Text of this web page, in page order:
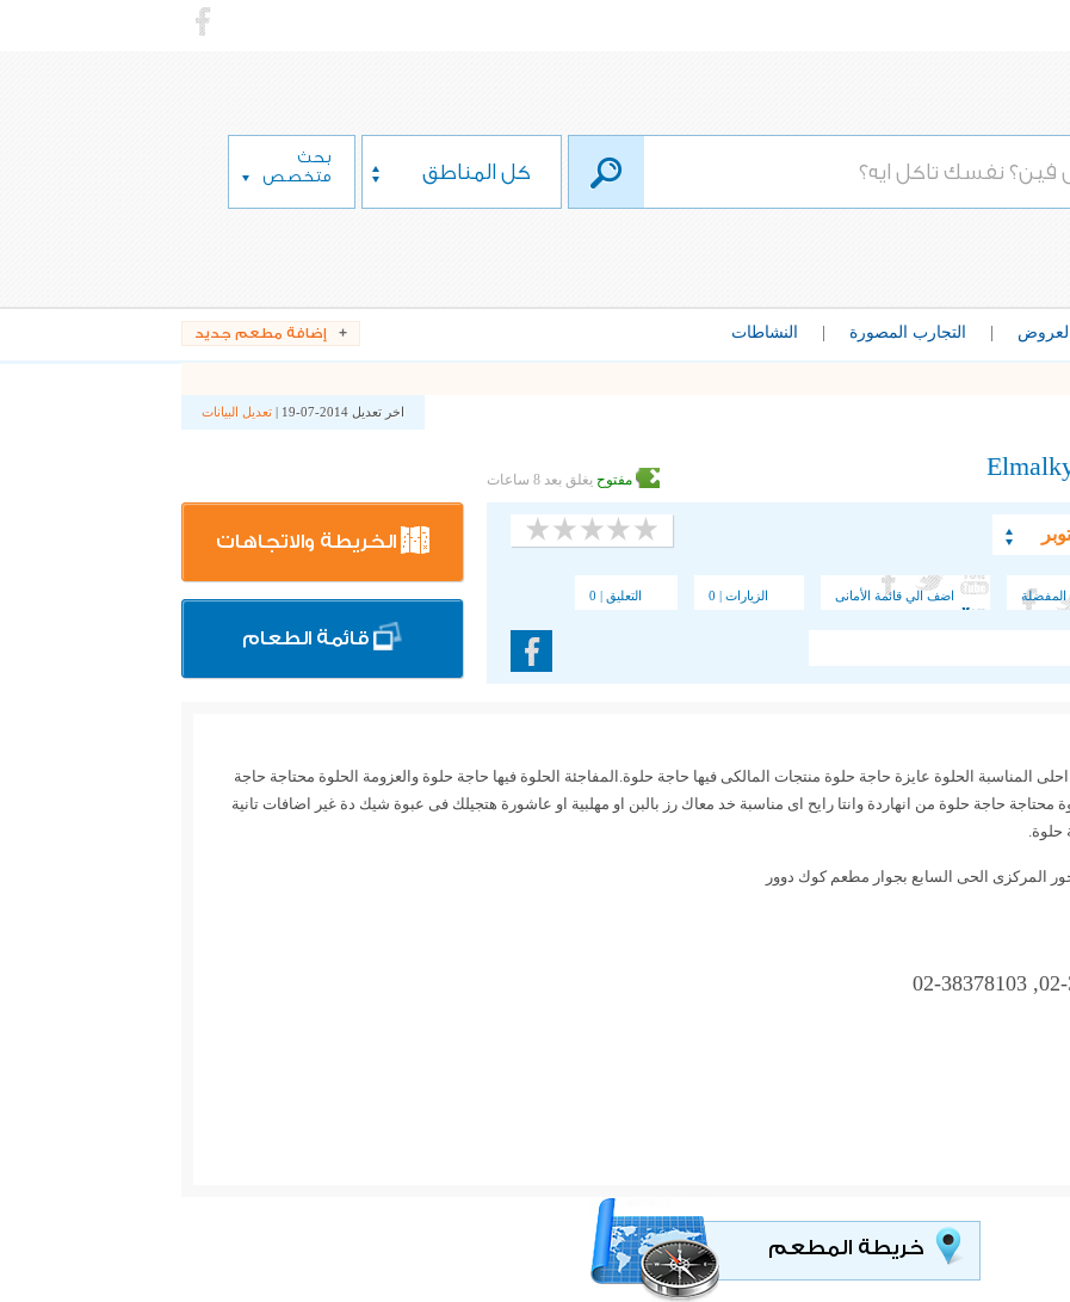
كل المناطق
بحث
متخصص
العروض التجارب المصورة النشاطات إضافة مطعم جديد
اخر تعديل 2014-07-19 | تعديل البيانات
المفضلة اضف الي قائمة الأمانى الزيارات | 0 التعليق | 0
مفتوح يغلق بعد 8 ساعات
الخريطة والاتجاهات
قائمة الطعام
المناسبة الحلوة عايزة حاجة حلوة منتجات المالكى فيها حاجة حلوة.المفاجئة الحلوة فيها حاجة حلوة والعزومة الحلوة محتاجة حاجة
محتاجة حاجة حلوة من انهاردة وانتا رايح اى مناسبة خد معاك رز بالبن او مهلبية او عاشورة هتجيلك فى عبوة شيك دة غير اضافات تانية
خريطة المطعم